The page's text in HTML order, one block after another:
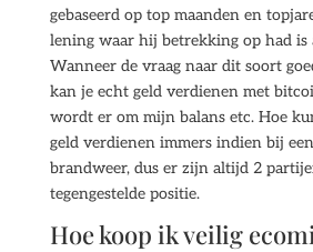
gebaseerd op top maanden en
lening waar hij betrekking op had is
Wanneer de vraag naar dit soort
kan je echt geld verdienen met
wordt er om mijn balans etc. Hoe
geld verdienen immers indien bij
brandweer, dus er zijn altijd 2
tegengestelde positie.
Hoe koop ik veilig